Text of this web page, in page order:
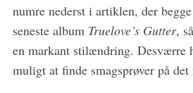
numre nederst i artiklen, der
seneste album Truelove’s Gutter,
en markant stilændring. Desværre
muligt at finde smagsprøver på det